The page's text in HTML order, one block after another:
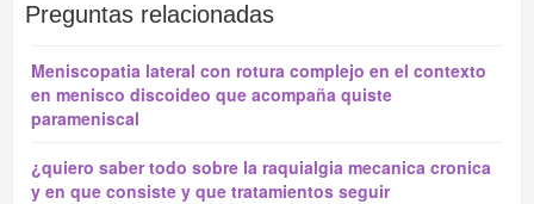
Preguntas relacionadas
Meniscopatia lateral con rotura complejo en el contexto
en menisco discoideo que acompaña quiste
parameniscal
¿quiero saber todo sobre la raquialgia mecanica cronica
y en que consiste y que tratamientos seguir